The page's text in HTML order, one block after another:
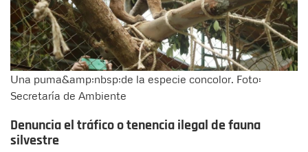
Una puma&amp;nbsp;de la especie concolor. Foto:
Secretaría de Ambiente
Denuncia el tráfico o tenencia ilegal de fauna
silvestre